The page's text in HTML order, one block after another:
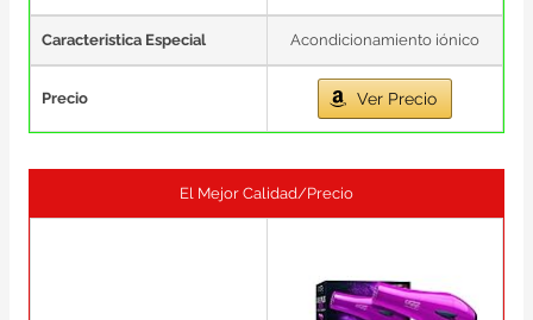
Caracteristica Especial Acondicionamiento iónico
Precio Ver Precio
El Mejor Calidad/Precio